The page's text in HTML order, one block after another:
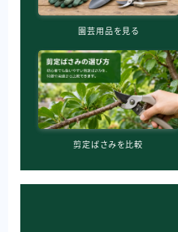
園芸用品を見る
剪定ばさみを比較